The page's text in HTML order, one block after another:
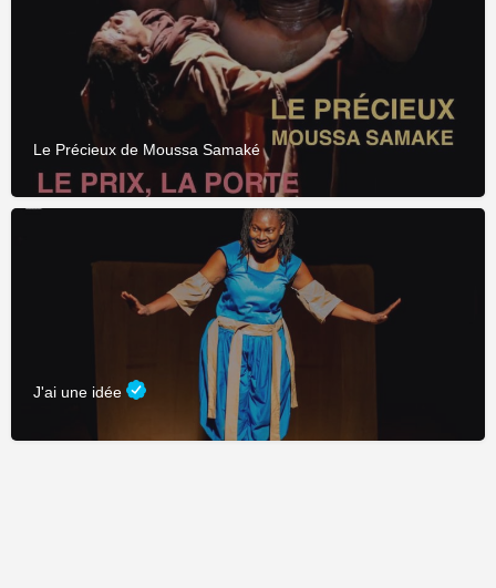
Le Précieux de Moussa Samaké
J'ai une idée